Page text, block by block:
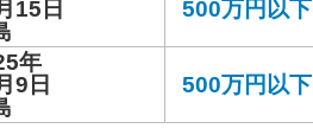
15日
500万円以下
年
9日
500万円以下